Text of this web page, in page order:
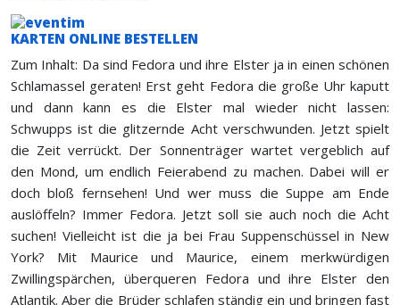
KARTEN ONLINE BESTELLEN
Zum Inhalt: Da sind Fedora und ihre Elster ja in einen schönen
Schlamassel geraten! Erst geht Fedora die große Uhr kaputt
und dann kann es die Elster mal wieder nicht lassen:
Schwupps ist die glitzernde Acht verschwunden. Jetzt spielt
die Zeit verrückt. Der Sonnenträger wartet vergeblich auf
den Mond, um endlich Feierabend zu machen. Dabei will er
doch bloß fernsehen! Und wer muss die Suppe am Ende
auslöffeln? Immer Fedora. Jetzt soll sie auch noch die Acht
suchen! Vielleicht ist die ja bei Frau Suppenschüssel in New
York? Mit Maurice und Maurice, einem merkwürdigen
Zwillingspärchen, überqueren Fedora und ihre Elster den
Atlantik. Aber die Brüder schlafen ständig ein und bringen fast